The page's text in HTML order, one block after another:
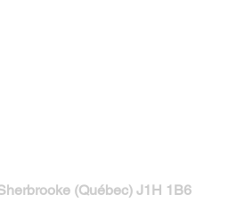
(Québec) J1H 1B6